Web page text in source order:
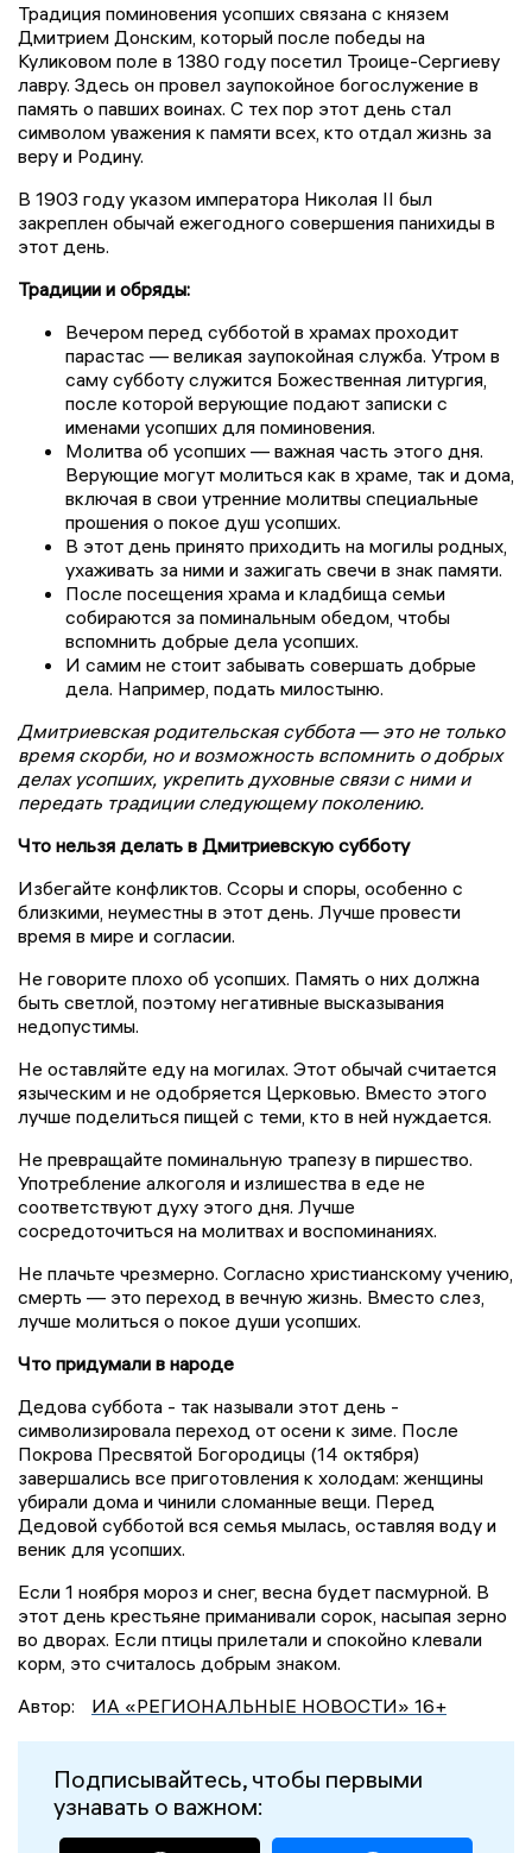
Традиция поминовения усопших связана с князем
Дмитрием Донским, который после победы на
Куликовом поле в 1380 году посетил Троице-Сергиеву
лавру. Здесь он провел заупокойное богослужение в
память о павших воинах. С тех пор этот день стал
символом уважения к памяти всех, кто отдал жизнь за
веру и Родину.
В 1903 году указом императора Николая II был
закреплен обычай ежегодного совершения панихиды в
этот день.
Традиции и обряды:
Вечером перед субботой в храмах проходит
парастас — великая заупокойная служба. Утром в
саму субботу служится Божественная литургия,
после которой верующие подают записки с
именами усопших для поминовения.
Молитва об усопших — важная часть этого дня.
Верующие могут молиться как в храме, так и дома,
включая в свои утренние молитвы специальные
прошения о покое душ усопших.
В этот день принято приходить на могилы родных,
ухаживать за ними и зажигать свечи в знак памяти.
После посещения храма и кладбища семьи
собираются за поминальным обедом, чтобы
вспомнить добрые дела усопших.
И самим не стоит забывать совершать добрые
дела. Например, подать милостыню.
Дмитриевская родительская суббота — это не только
время скорби, но и возможность вспомнить о добрых
делах усопших, укрепить духовные связи с ними и
передать традиции следующему поколению.
Что нельзя делать в Дмитриевскую субботу
Избегайте конфликтов. Ссоры и споры, особенно с
близкими, неуместны в этот день. Лучше провести
время в мире и согласии.
Не говорите плохо об усопших. Память о них должна
быть светлой, поэтому негативные высказывания
недопустимы.
Не оставляйте еду на могилах. Этот обычай считается
языческим и не одобряется Церковью. Вместо этого
лучше поделиться пищей с теми, кто в ней нуждается.
Не превращайте поминальную трапезу в пиршество.
Употребление алкоголя и излишества в еде не
соответствуют духу этого дня. Лучше
сосредоточиться на молитвах и воспоминаниях.
Не плачьте чрезмерно. Согласно христианскому учению,
смерть — это переход в вечную жизнь. Вместо слез,
лучше молиться о покое души усопших.
Что придумали в народе
Дедова суббота - так называли этот день -
символизировала переход от осени к зиме. После
Покрова Пресвятой Богородицы (14 октября)
завершались все приготовления к холодам: женщины
убирали дома и чинили сломанные вещи. Перед
Дедовой субботой вся семья мылась, оставляя воду и
веник для усопших.
Если 1 ноября мороз и снег, весна будет пасмурной. В
этот день крестьяне приманивали сорок, насыпая зерно
во дворах. Если птицы прилетали и спокойно клевали
корм, это считалось добрым знаком.
Автор:
ИА «РЕГИОНАЛЬНЫЕ НОВОСТИ» 16+
Подписывайтесь, чтобы первыми
узнавать о важном: